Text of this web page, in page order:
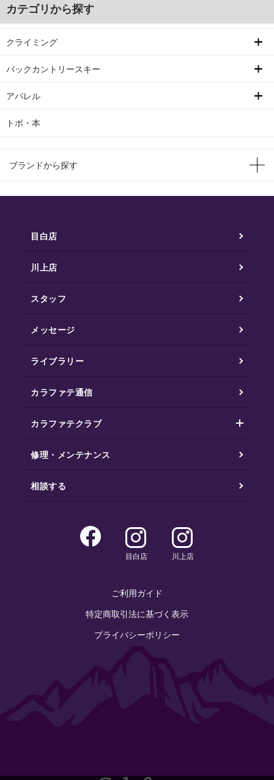
カテゴリから探す
クライミング
バックカントリースキー
アパレル
トポ・本
ブランドから探す
目白店
川上店
スタッフ
メッセージ
ライブラリー
カラファテ通信
カラファテクラブ
修理・メンテナンス
相談する
目白店 川上店
ご利用ガイド
特定商取引法に基づく表示
プライバシーポリシー